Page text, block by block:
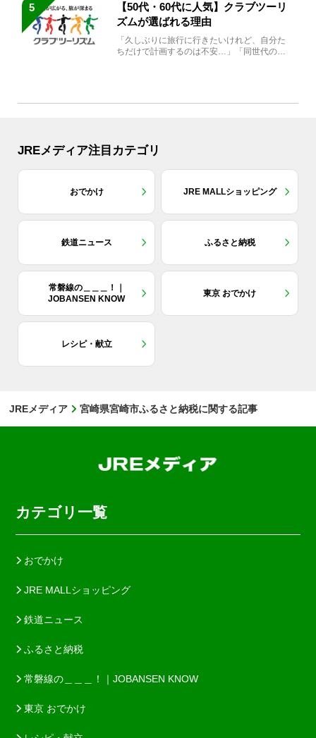
5
【50代・60代に人気】クラブツーリ
ズムが選ばれる理由
「久しぶりに旅行に行きたいけれど、自分た
ちだけで計画するのは不安…」「同世代の方
JREメディア注目カテゴリ
おでかけ JRE MALLショッピング
鉄道ニュース ふるさと納税
常磐線の＿＿＿！｜
JOBANSEN KNOW
東京 おでかけ
レシピ・献立
JREメディア 宮崎県宮崎市ふるさと納税に関する記事
カテゴリ一覧
おでかけ
JRE MALLショッピング
鉄道ニュース
ふるさと納税
常磐線の＿＿＿！｜JOBANSEN KNOW
東京 おでかけ